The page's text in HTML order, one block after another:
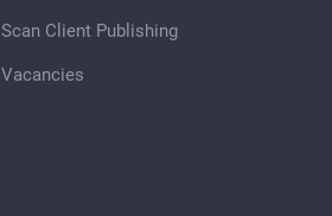
Scan Client Publishing
Vacancies